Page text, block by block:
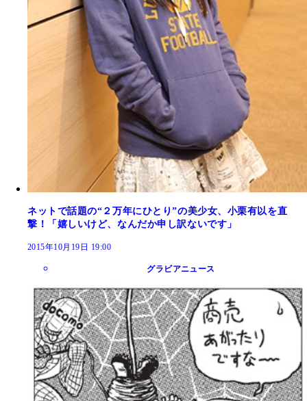
ネットで話題の“２万年にひとり”の美少女、小栗有以を直
撃！「嬉しいけど、なんだか申し訳ないです」
2015年10月19日 19:00
グラビアニュース